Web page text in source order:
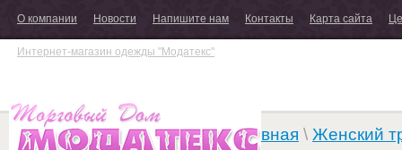
О компании Новости Напишите нам Контакты Карта сайта
Интернет-магазин одежды "Модатекс"
Главная \ Женский